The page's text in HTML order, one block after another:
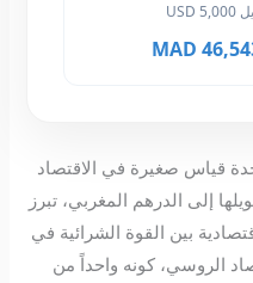
قياس صغيرة في الاقتصاد
الدرهم المغربي، تبرز
بين القوة الشرائية في
كونه واحداً من